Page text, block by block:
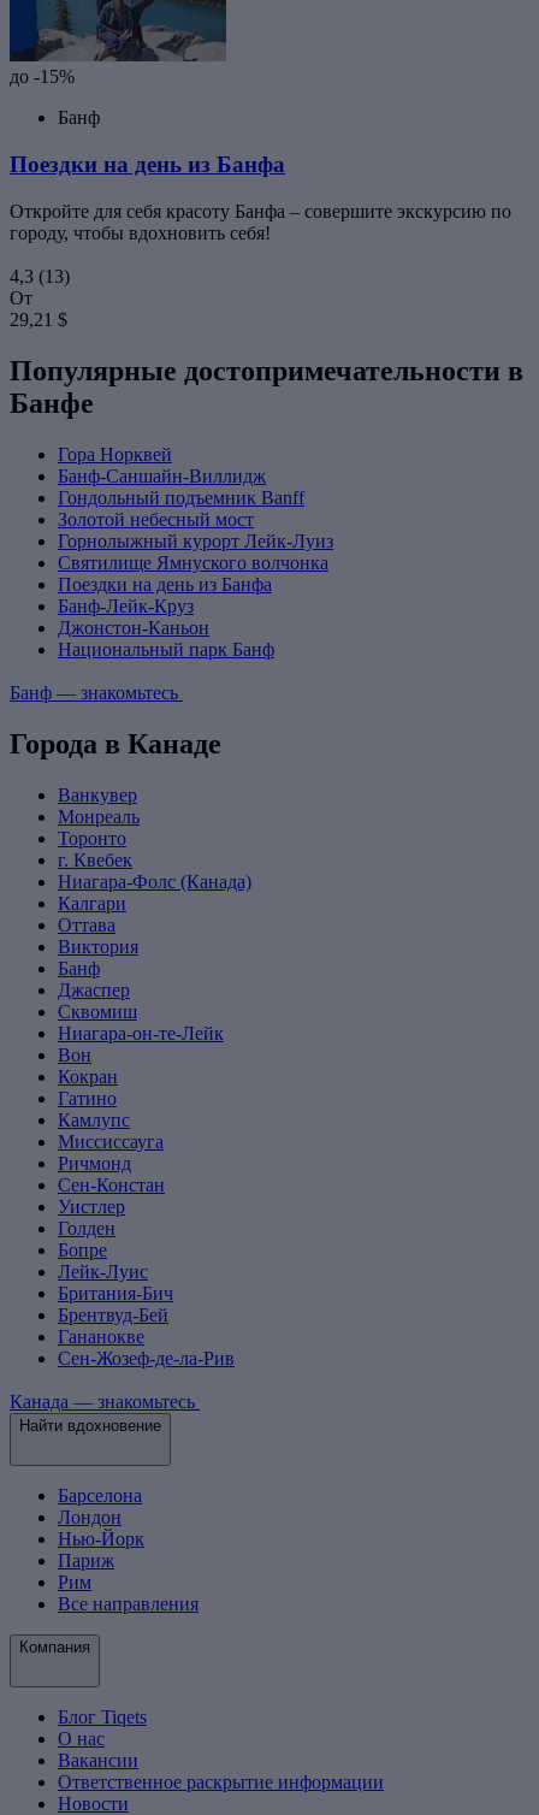
до -15%
Банф
Поездки на день из Банфа
Откройте для себя красоту Банфа – совершите экскурсию по
городу, чтобы вдохновить себя!
4,3 (13)
От
29,21 $
Популярные достопримечательности в
Банфе
Гора Норквей
Банф-Саншайн-Виллидж
Гондольный подъемник Banff
Золотой небесный мост
Горнолыжный курорт Лейк-Луиз
Святилище Ямнуского волчонка
Поездки на день из Банфа
Банф-Лейк-Круз
Джонстон-Каньон
Национальный парк Банф
Банф — знакомьтесь
Города в Канаде
Ванкувер
Монреаль
Торонто
г. Квебек
Ниагара-Фолс (Канада)
Калгари
Оттава
Виктория
Банф
Джаспер
Сквомиш
Ниагара-он-те-Лейк
Вон
Кокран
Гатино
Камлупс
Миссиссауга
Ричмонд
Сен-Констан
Уистлер
Голден
Бопре
Лейк-Луис
Британия-Бич
Брентвуд-Бей
Гананокве
Сен-Жозеф-де-ла-Рив
Канада — знакомьтесь
Найти вдохновение
Барселона
Лондон
Нью-Йорк
Париж
Рим
Все направления
Компания
Блог Tiqets
О нас
Вакансии
Ответственное раскрытие информации
Новости